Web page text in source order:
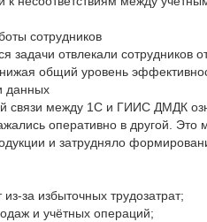
сотрудников
задачи отвлекали сотрудников
общий уровень
данных
связи между 1С и ГИИС ДМДК
оперативно в другой. Это
и затрудняло
за избыточных трудозатрат;
и учётных операций;